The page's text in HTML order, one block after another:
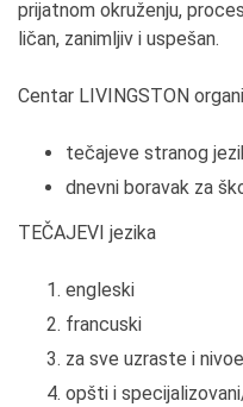
prijatnom okruženju,
ličan, zanimljiv i uspešan.
Centar LIVINGSTON
tečajeve stranog
dnevni boravak za
TEČAJEVI jezika
engleski
francuski
za sve uzraste i
opšti i